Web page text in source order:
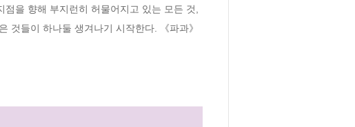
을 향해 부지런히 허물어지고 있는 모든 것,
것들이 하나둘 생겨나기 시작한다. 《파과》